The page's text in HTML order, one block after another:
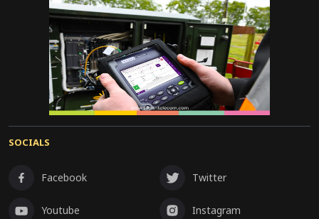
SOCIALS
Facebook Twitter
Youtube Instagram